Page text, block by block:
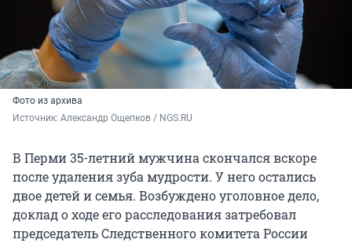
Фото из архива
Источник: Александр Ощепков / NGS.RU
В Перми 35-летний мужчина скончался вскоре
после удаления зуба мудрости. У него остались
двое детей и семья. Возбуждено уголовное дело,
доклад о ходе его расследования затребовал
председатель Следственного комитета России